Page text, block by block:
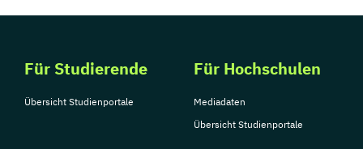
Für Studierende
Übersicht Studienportale
Für Hochschulen
Mediadaten
Übersicht Studienportale